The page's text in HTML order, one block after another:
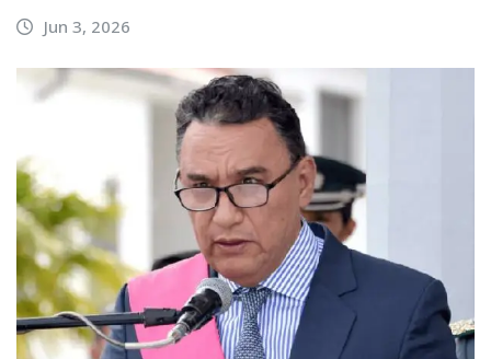
Jun 3, 2026